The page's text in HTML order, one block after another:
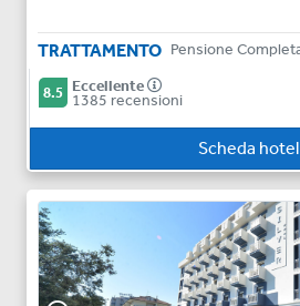
TRATTAMENTO
8.5 Eccellente
1385 recensioni
Scheda hotel